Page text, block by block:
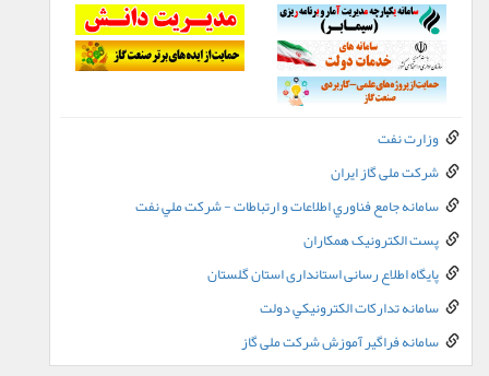
وزارت نفت
شرکت ملی گاز ایران
سامانه جامع فناوري اطلاعات و ارتباطات - شرکت ملي نفت
پست الکترونيک همکاران
پایگاه اطلاع رسانی استانداری استان گلستان
سامانه تدارکات الکترونيکي دولت
سامانه فراگیر آموزش شرکت ملی گاز